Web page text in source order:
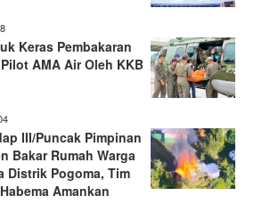
Keras Pembakaran
AMA Air Oleh KKB
III/Puncak Pimpinan
Bakar Rumah Warga
Distrik Pogoma, Tim
Amankan